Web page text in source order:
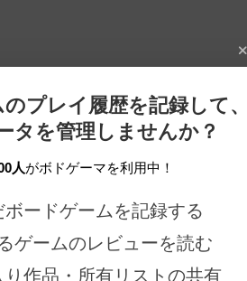
プレイ履歴を記録して、
タを管理しませんか？
人がボドゲーマを利用中！
ボードゲームを記録する
ゲームのレビューを読む
り作品・所有リストの共有
新作・再入荷情報